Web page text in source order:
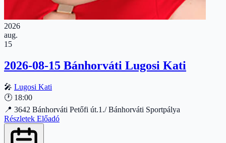
2026
aug.
15
2026-08-15 Bánhorváti Lugosi Kati
🎤 Lugosi Kati
🕐 18:00
📍 3642 Bánhorváti Petőfi út.1./ Bánhorváti Sportpálya
Részletek Előadó